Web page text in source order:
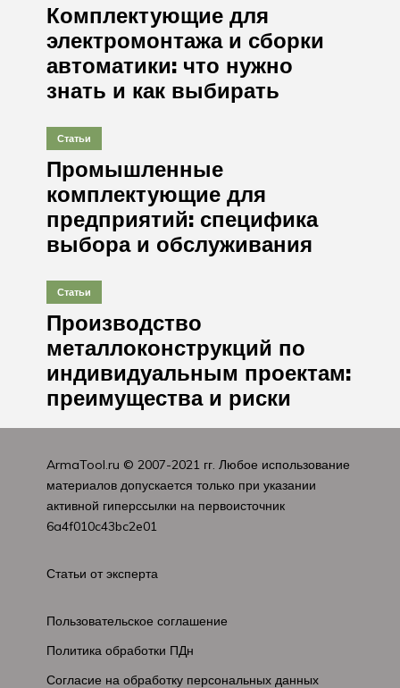
Комплектующие для
электромонтажа и сборки
автоматики: что нужно
знать и как выбирать
Статьи
Промышленные
комплектующие для
предприятий: специфика
выбора и обслуживания
Статьи
Производство
металлоконструкций по
индивидуальным проектам:
преимущества и риски
ArmaTool.ru © 2007-2021 гг. Любое использование
материалов допускается только при указании
активной гиперссылки на первоисточник
6a4f010c43bc2e01
Статьи от эксперта
Пользовательское соглашение
Политика обработки ПДн
Согласие на обработку персональных данных